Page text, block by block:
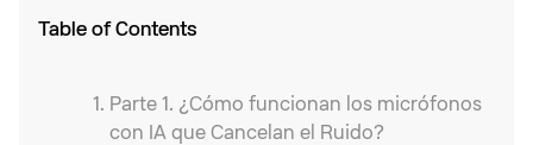
Table of Contents
Parte 1. ¿Cómo funcionan los micrófonos
con IA que Cancelan el Ruido?